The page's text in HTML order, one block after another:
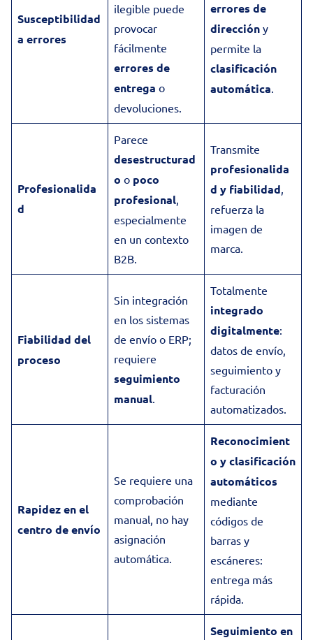
Susceptibilidad
a errores
ilegible puede
provocar
fácilmente
errores de
entrega o
devoluciones.
errores de
dirección y
permite la
clasificación
automática.
Profesionalida
d
Parece
desestructurad
o o poco
profesional,
especialmente
en un contexto
B2B.
Transmite
profesionalida
d y fiabilidad,
refuerza la
imagen de
marca.
Fiabilidad del
proceso
Sin integración
en los sistemas
de envío o ERP;
requiere
seguimiento
manual.
Totalmente
integrado
digitalmente:
datos de envío,
seguimiento y
facturación
automatizados.
Rapidez en el
centro de envío
Se requiere una
comprobación
manual, no hay
asignación
automática.
Reconocimient
o y clasificación
automáticos
mediante
códigos de
barras y
escáneres:
entrega más
rápida.
Seguimiento en